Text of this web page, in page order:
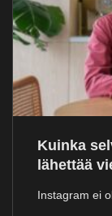
Kuinka
lähettää
Instagram ei